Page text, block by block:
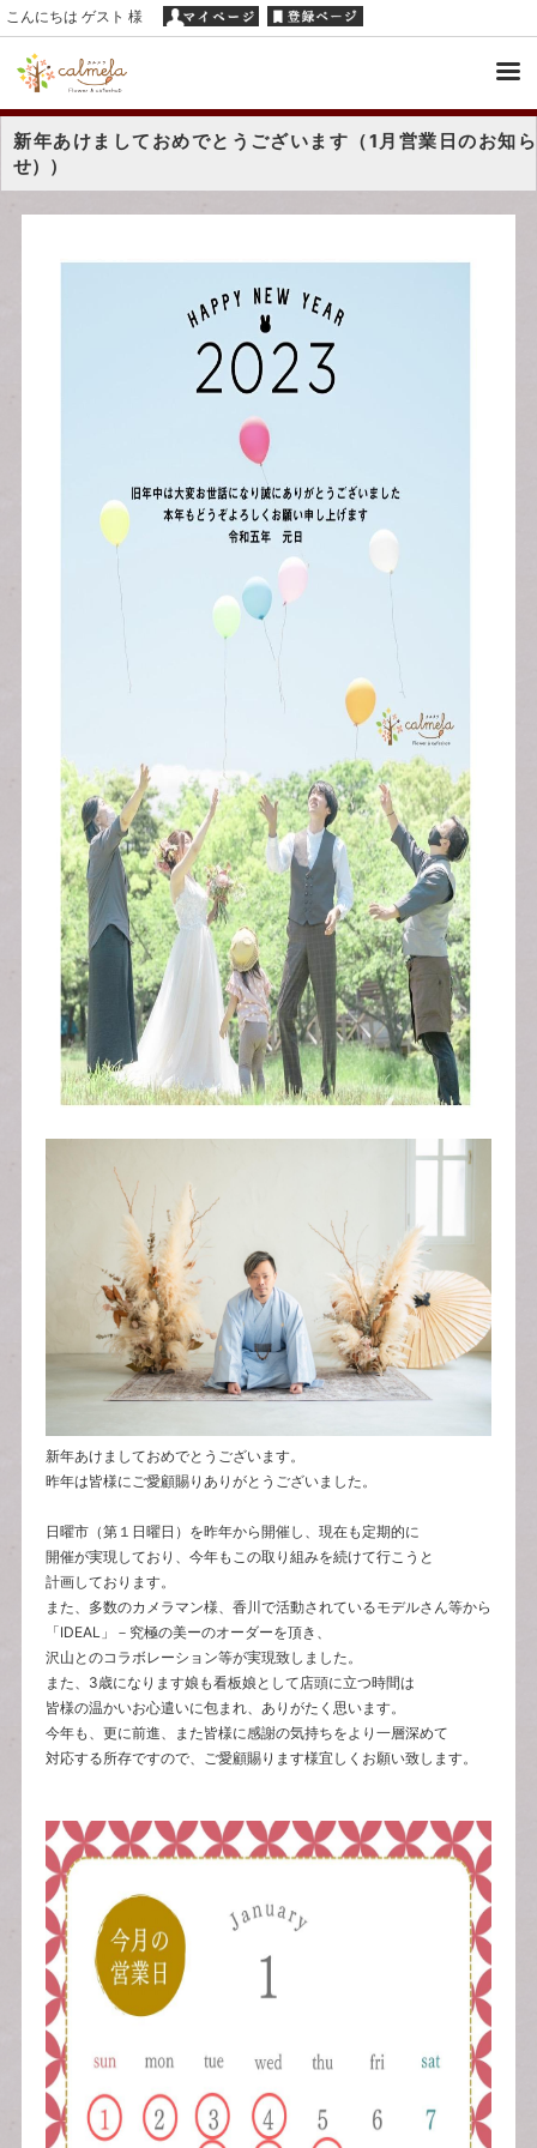
こんにちは ゲスト 様
新年あけましておめでとうございます（1月営業日のお知ら
せ））
新年あけましておめでとうございます。
昨年は皆様にご愛顧賜りありがとうございました。
日曜市（第１日曜日）を昨年から開催し、現在も定期的に
開催が実現しており、今年もこの取り組みを続けて行こうと
計画しております。
また、多数のカメラマン様、香川で活動されているモデルさん等から
「IDEAL」－究極の美ーのオーダーを頂き、
沢山とのコラボレーション等が実現致しました。
また、3歳になります娘も看板娘として店頭に立つ時間は
皆様の温かいお心遣いに包まれ、ありがたく思います。
今年も、更に前進、また皆様に感謝の気持ちをより一層深めて
対応する所存ですので、ご愛顧賜ります様宜しくお願い致します。